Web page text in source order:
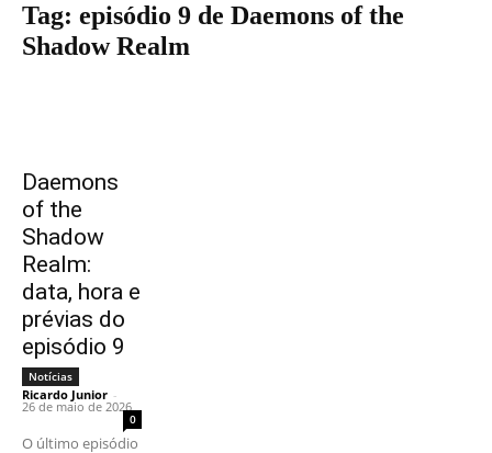
Tag: episódio 9 de Daemons of the
Shadow Realm
Daemons
of the
Shadow
Realm:
data, hora e
prévias do
episódio 9
Notícias
Ricardo Junior -
26 de maio de 2026
0
O último episódio